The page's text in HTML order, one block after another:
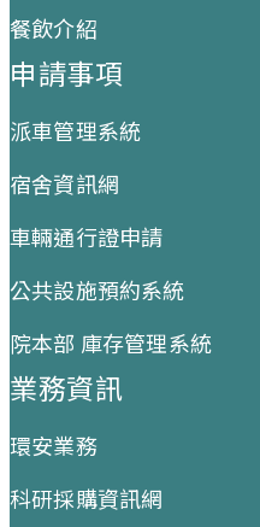
餐飲介紹
申請事項
派車管理系統
宿舍資訊網
車輛通行證申請
公共設施預約系統
院本部 庫存管理系統
業務資訊
環安業務
科研採購資訊網